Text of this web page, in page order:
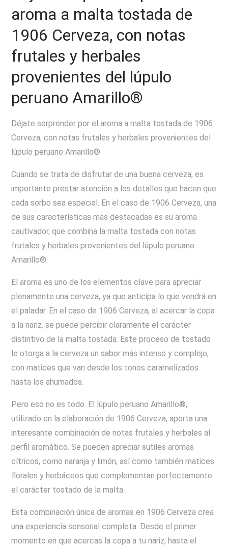
aroma a malta tostada de
1906 Cerveza, con notas
frutales y herbales
provenientes del lúpulo
peruano Amarillo®
Déjate sorprender por el aroma a malta tostada de 1906
Cerveza, con notas frutales y herbales provenientes del
lúpulo peruano Amarillo®.
Cuando se trata de disfrutar de una buena cerveza, es
importante prestar atención a los detalles que hacen que
cada sorbo sea especial. En el caso de 1906 Cerveza, una
de sus características más destacadas es su aroma
cautivador, que combina la malta tostada con notas
frutales y herbales provenientes del lúpulo peruano
Amarillo®.
El aroma es uno de los elementos clave para apreciar
plenamente una cerveza, ya que anticipa lo que vendrá en
el paladar. En el caso de 1906 Cerveza, al acercar la copa
a la nariz, se puede percibir claramente el carácter
distintivo de la malta tostada. Este proceso de tostado
le otorga a la cerveza un sabor más intenso y complejo,
con matices que van desde los tonos caramelizados
hasta los ahumados.
Pero eso no es todo. El lúpulo peruano Amarillo®,
utilizado en la elaboración de 1906 Cerveza, aporta una
interesante combinación de notas frutales y herbales al
perfil aromático. Se pueden apreciar sutiles aromas
cítricos, como naranja y limón, así como también matices
florales y herbáceos que complementan perfectamente
el carácter tostado de la malta.
Esta combinación única de aromas en 1906 Cerveza crea
una experiencia sensorial completa. Desde el primer
momento en que acercas la copa a tu nariz, hasta el